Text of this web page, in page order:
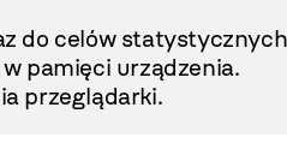
do celów
pamięci urządzenia.
przeglądarki.